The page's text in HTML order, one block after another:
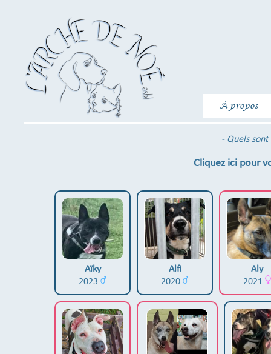
À propos
- Quels
Cliquez ici pour
Aïky
2023
Alfi
2020
Aly
2021